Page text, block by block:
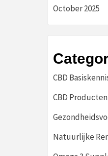
October 2025
CBD
CBD
Natuurlijke